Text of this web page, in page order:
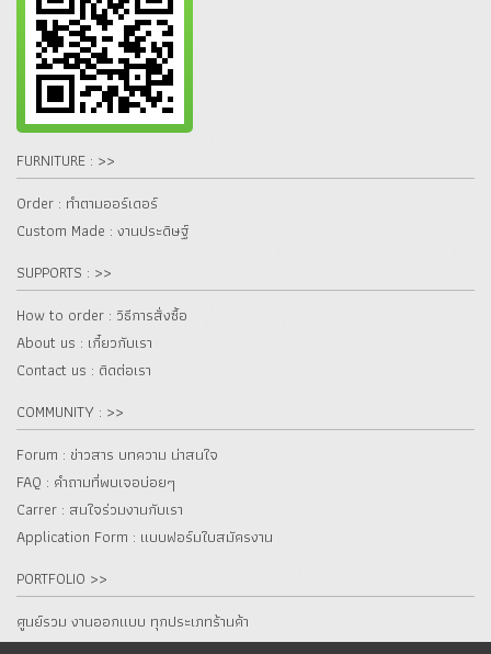
FURNITURE : >>
Order : ทำตามออร์เดอร์
Custom Made : งานประดิษฐ์
SUPPORTS : >>
How to order : วิธีการสั่งซื้อ
About us : เกี๋ยวกับเรา
Contact us : ติดต่อเรา
COMMUNITY : >>
Forum : ข่าวสาร บทความ น่าสนใจ
FAQ : คำถามที่พบเจอบ่อยๆ
Carrer : สนใจร่วมงานกับเรา
Application Form : แบบฟอร์มใบสมัครงาน
PORTFOLIO >>
ศูนย์รวม งานออกแบบ ทุกประเภทร้านค้า